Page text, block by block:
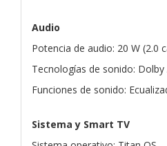
Audio
Potencia de audio: 20 W (2.0
Tecnologías de sonido: Dolby
Funciones de sonido:
Sistema y Smart TV